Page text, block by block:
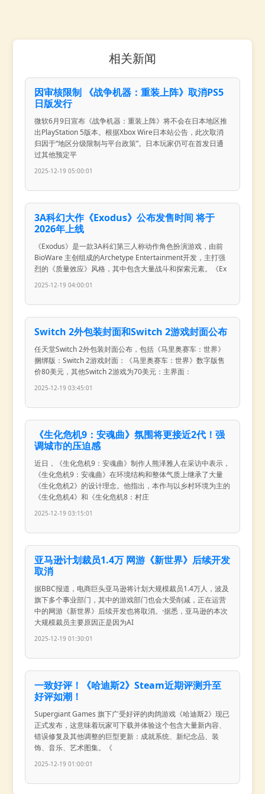
相关新闻
因审核限制 《战争机器：重装上阵》取消PS5
日版发行
微软6月9日宣布《战争机器：重装上阵》将不会在日本地区推
出PlayStation 5版本。根据Xbox Wire日本站公告，此次取消
归因于“地区分级限制与平台政策”。日本玩家仍可在首发日通
过其他预定平
2025-12-19 05:00:01
3A科幻大作《Exodus》公布发售时间 将于
2026年上线
《Exodus》是一款3A科幻第三人称动作角色扮演游戏，由前
BioWare 主创组成的Archetype Entertainment开发，主打强
烈的《质量效应》风格，其中包含大量战斗和探索元素。《Ex
2025-12-19 04:00:01
Switch 2外包装封面和Switch 2游戏封面公布
任天堂Switch 2外包装封面公布，包括《马里奥赛车：世界》
捆绑版：Switch 2游戏封面：《马里奥赛车：世界》数字版售
价80美元，其他Switch 2游戏为70美元：主界面：
2025-12-19 03:45:01
《生化危机9：安魂曲》氛围将更接近2代！强
调城市的压迫感
近日，《生化危机9：安魂曲》制作人熊泽雅人在采访中表示，
《生化危机9：安魂曲》在环境结构和整体气质上继承了大量
《生化危机2》的设计理念。他指出，本作与以乡村环境为主的
《生化危机4》和《生化危机8：村庄
2025-12-19 03:15:01
亚马逊计划裁员1.4万 网游《新世界》后续开发
取消
据BBC报道，电商巨头亚马逊将计划大规模裁员1.4万人，波及
旗下多个事业部门，其中的游戏部门也会大受削减，正在运营
中的网游《新世界》后续开发也将取消。·据悉，亚马逊的本次
大规模裁员主要原因正是因为AI
2025-12-19 01:30:01
一致好评！《哈迪斯2》Steam近期评测升至
好评如潮！
Supergiant Games 旗下广受好评的肉鸽游戏《哈迪斯2》现已
正式发布，这意味着玩家可下载并体验这个包含大量新内容、
错误修复及其他调整的巨型更新：成就系统、新纪念品、装
饰、音乐、艺术图集。《
2025-12-19 01:00:01